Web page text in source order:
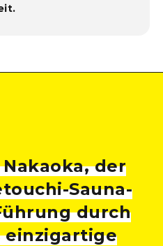
der
Sauna-
durch
einzigartige